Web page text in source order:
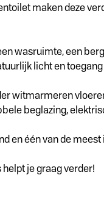
maken deze
wasruimte, een
licht en
witmarmeren
beglazing,
en één van de
helpt je graag verder!